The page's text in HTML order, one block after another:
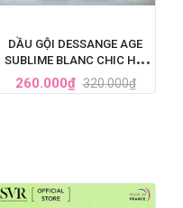
DẦU GỘI DESSANGE AGE
SUBLIME BLANC CHIC HỒI
SINH TÓC BẠC 250ML
260.000₫ 320.000₫